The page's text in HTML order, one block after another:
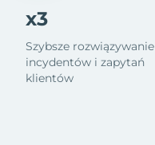
x3
Szybsze rozwiązywanie
incydentów i zapytań
klientów